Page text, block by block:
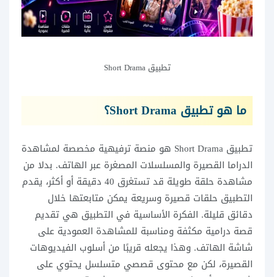
تطبيق Short Drama
ما هو تطبيق Short Drama؟
تطبيق Short Drama هو منصة ترفيهية مخصصة لمشاهدة
الدراما القصيرة والمسلسلات المصغرة عبر الهاتف. بدلا من
مشاهدة حلقة طويلة قد تستغرق 40 دقيقة أو أكثر، يقدم
التطبيق حلقات قصيرة وسريعة يمكن متابعتها خلال
دقائق قليلة. الفكرة الأساسية في التطبيق هي تقديم
قصة درامية مكثفة ومناسبة للمشاهدة العمودية على
شاشة الهاتف. وهذا يجعله قريبًا من أسلوب الفيديوهات
القصيرة، لكن مع محتوى قصصي متسلسل يحتوي على